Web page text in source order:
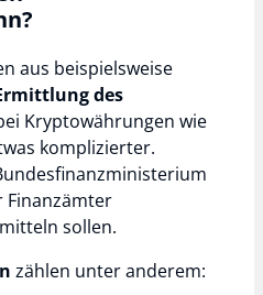
aus beispielsweise
des
Kryptowährungen wie
komplizierter.
Finanzämter
sollen.
zählen unter anderem: